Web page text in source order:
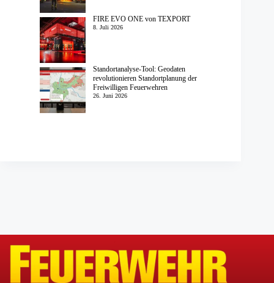
FIRE EVO ONE von TEXPORT
8. Juli 2026
Standortanalyse-Tool: Geodaten
revolutionieren Standortplanung der
Freiwilligen Feuerwehren
26. Juni 2026